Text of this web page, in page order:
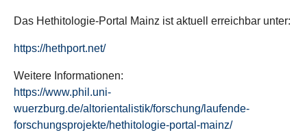
Das Hethitologie-Portal Mainz ist aktuell erreichbar unter:
https://hethport.net/
Weitere Informationen:
https://www.phil.uni-
wuerzburg.de/altorientalistik/forschung/laufende-
forschungsprojekte/hethitologie-portal-mainz/